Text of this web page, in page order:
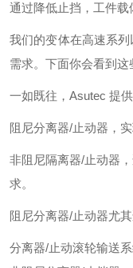
通过降低止挡，工件载
我们的变体在高速系
需求。下面你会看到这
一如既往，Asutec 提
阻尼分离器/止动器，
非阻尼隔离器/止动器
求。
阻尼分离器/止动器尤
分离器/止动滚轮输送